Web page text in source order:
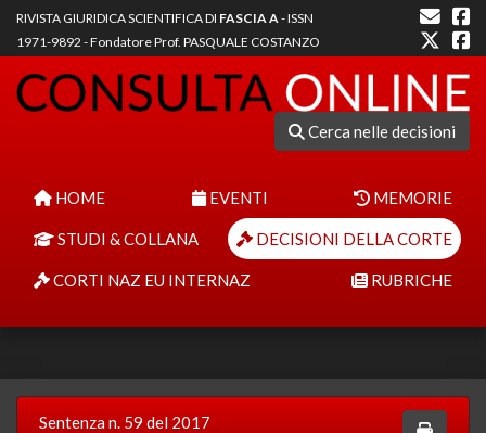
RIVISTA GIURIDICA SCIENTIFICA DI FASCIA A- ISSN
1971-9892 - Fondatore Prof. PASQUALE COSTANZO
Cerca nelle decisioni
HOME EVENTI MEMORIE
STUDI & COLLANA DECISIONI DELLA CORTE
CORTI NAZ EU INTERNAZ RUBRICHE
Sentenza n. 59 del 2017